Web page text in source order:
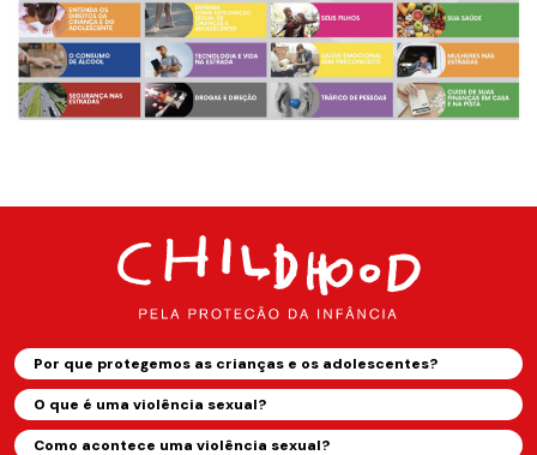
Por que protegemos as crianças e os adolescentes?
O que é uma violência sexual?
Como acontece uma violência sexual?